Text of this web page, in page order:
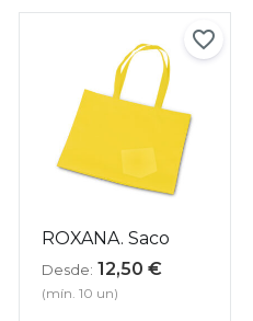
ROXANA. Saco
Desde: 12,50 €
(mín. 10 un)